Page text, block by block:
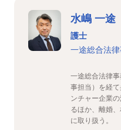
水嶋 一途
護士
一途総合法
一途総合法律
事担当）を経
ンチャー企業
るほか、離婚
に取り扱う。